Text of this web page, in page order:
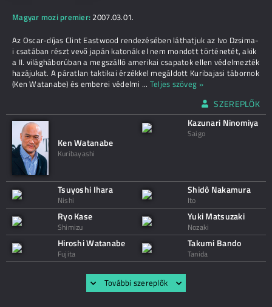
Magyar mozi premier: 2007.03.01.
Az Oscar-díjas Clint Eastwood rendezésében láthatjuk az Ivo Dzsima-
i csatában részt vevő japán katonák el nem mondott történetét, akik
a II. világháborúban a megszálló amerikai csapatok ellen védelmezték
hazájukat. A páratlan taktikai érzékkel megáldott Kuribajasi tábornok
(Ken Watanabe) és emberei védelmi ... Teljes szöveg »
SZEREPLŐK
Ken Watanabe
Kuribayashi
Kazunari Ninomiya
Saigo
Tsuyoshi Ihara
Nishi
Shidô Nakamura
Ito
Ryo Kase
Shimizu
Yuki Matsuzaki
Nozaki
Hiroshi Watanabe
Fujita
Takumi Bando
Tanida
További szereplők